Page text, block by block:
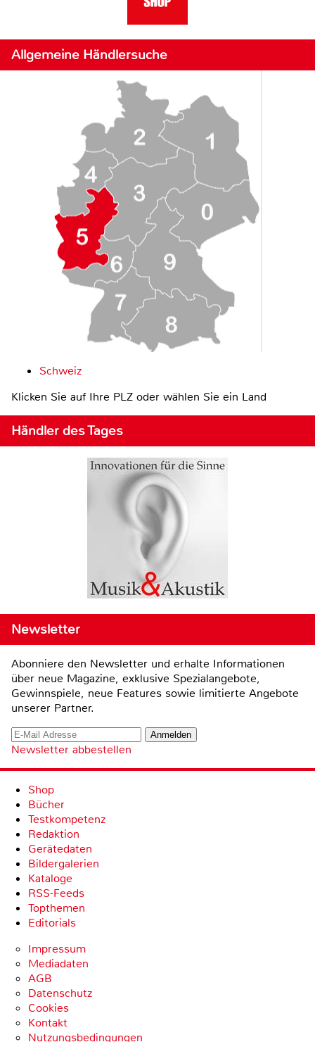
Allgemeine Händlersuche
Schweiz
Klicken Sie auf Ihre PLZ oder wählen Sie ein Land
Händler des Tages
Newsletter
Abonniere den Newsletter und erhalte Informationen
über neue Magazine, exklusive Spezialangebote,
Gewinnspiele, neue Features sowie limitierte Angebote
unserer Partner.
Newsletter abbestellen
Shop
Bücher
Testkompetenz
Redaktion
Gerätedaten
Bildergalerien
Kataloge
RSS-Feeds
Topthemen
Editorials
Impressum
Mediadaten
AGB
Datenschutz
Cookies
Kontakt
Nutzungsbedingungen